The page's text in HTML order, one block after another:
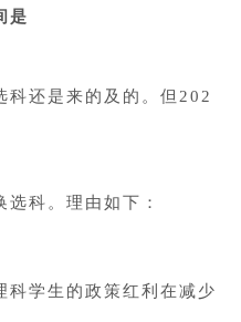
是
科还是来的及的。但202
科。理由如下：
科学生的政策红利在减少